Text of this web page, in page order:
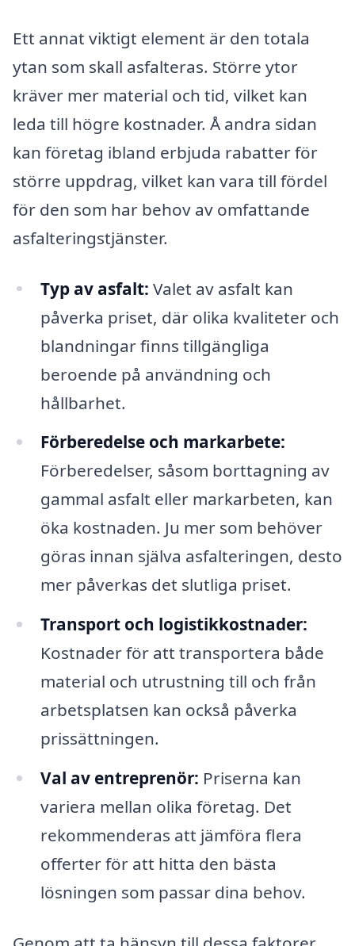
Ett annat viktigt element är den totala
ytan som skall asfalteras. Större ytor
kräver mer material och tid, vilket kan
leda till högre kostnader. Å andra sidan
kan företag ibland erbjuda rabatter för
större uppdrag, vilket kan vara till fördel
för den som har behov av omfattande
asfalteringstjänster.
Typ av asfalt: Valet av asfalt kan
påverka priset, där olika kvaliteter och
blandningar finns tillgängliga
beroende på användning och
hållbarhet.
Förberedelse och markarbete:
Förberedelser, såsom borttagning av
gammal asfalt eller markarbeten, kan
öka kostnaden. Ju mer som behöver
göras innan själva asfalteringen, desto
mer påverkas det slutliga priset.
Transport och logistikkostnader:
Kostnader för att transportera både
material och utrustning till och från
arbetsplatsen kan också påverka
prissättningen.
Val av entreprenör: Priserna kan
variera mellan olika företag. Det
rekommenderas att jämföra flera
offerter för att hitta den bästa
lösningen som passar dina behov.